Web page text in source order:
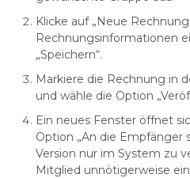
Klicke auf „Neue
Rechnungsinformationen
„Speichern“.
Markiere die Rechnung in
und wähle die Option
Ein neues Fenster öffnet
Option „An die Empfänger
Version nur im System zu
Mitglied unnötigerweise